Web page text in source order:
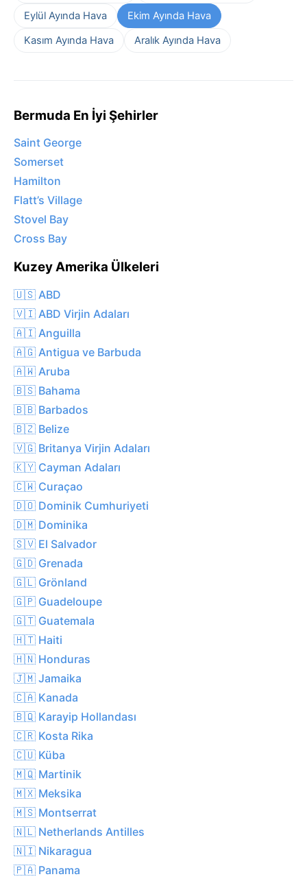
Eylül Ayında Hava
Ekim Ayında Hava
Kasım Ayında Hava
Aralık Ayında Hava
Bermuda En İyi Şehirler
Saint George
Somerset
Hamilton
Flatt’s Village
Stovel Bay
Cross Bay
Kuzey Amerika Ülkeleri
🇺🇸 ABD
🇻🇮 ABD Virjin Adaları
🇦🇮 Anguilla
🇦🇬 Antigua ve Barbuda
🇦🇼 Aruba
🇧🇸 Bahama
🇧🇧 Barbados
🇧🇿 Belize
🇻🇬 Britanya Virjin Adaları
🇰🇾 Cayman Adaları
🇨🇼 Curaçao
🇩🇴 Dominik Cumhuriyeti
🇩🇲 Dominika
🇸🇻 El Salvador
🇬🇩 Grenada
🇬🇱 Grönland
🇬🇵 Guadeloupe
🇬🇹 Guatemala
🇭🇹 Haiti
🇭🇳 Honduras
🇯🇲 Jamaika
🇨🇦 Kanada
🇧🇶 Karayip Hollandası
🇨🇷 Kosta Rika
🇨🇺 Küba
🇲🇶 Martinik
🇲🇽 Meksika
🇲🇸 Montserrat
🇳🇱 Netherlands Antilles
🇳🇮 Nikaragua
🇵🇦 Panama